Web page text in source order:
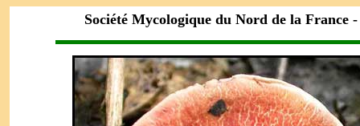
Société Mycologique du Nord de la France -